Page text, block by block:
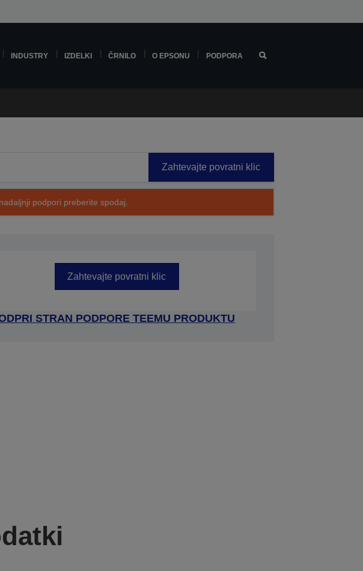
INDUSTRY IZDELKI ČRNILO O EPSONU PODPORA
Zahtevajte povratni klic
podpori preberite spodaj.
Zahtevajte povratni klic
STRAN PODPORE TEEMU PRODUKTU